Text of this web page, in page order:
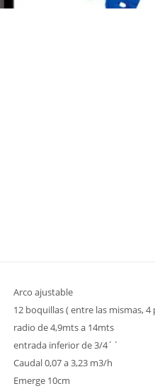
Arco ajustable
12 boquillas ( entre las mismas, 4
radio de 4,9mts a 14mts
entrada inferior de 3/4´´
Caudal 0,07 a 3,23 m3/h
Emerge 10cm